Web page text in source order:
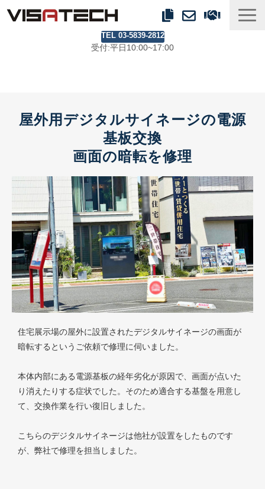
TEL 03-5839-2812
受付:平日10:00~17:00
事業紹介
会社情報
屋外用デジタルサイネージの電源
基板交換
画面の暗転を修理
住宅展示場の屋外に設置されたデジタルサイネージの画面が
暗転するというご依頼で修理に伺いました。
本体内部にある電源基板の経年劣化が原因で、画面が点いた
り消えたりする症状でした。そのため適合する基盤を用意し
て、交換作業を行い復旧しました。
こちらのデジタルサイネージは他社が設置をしたものです
が、弊社で修理を担当しました。